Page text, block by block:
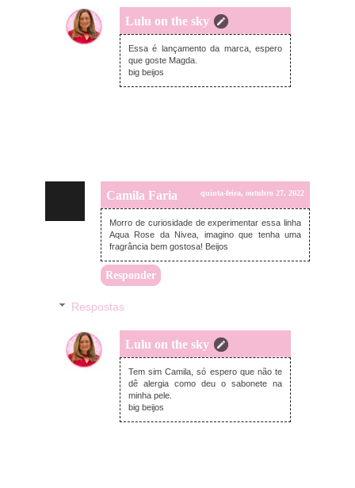
Lulu on the sky
domingo, outubro 30, 2022
Essa é lançamento da marca, espero
que goste Magda.
big beijos
Camila Faria quinta-feira, outubro 27, 2022
Morro de curiosidade de experimentar essa linha
Aqua Rose da Nivea, imagino que tenha uma
fragrância bem gostosa! Beijos
Responder
Respostas
Lulu on the sky
domingo, outubro 30, 2022
Tem sim Camila, só espero que não te
dê alergia como deu o sabonete na
minha pele.
big beijos